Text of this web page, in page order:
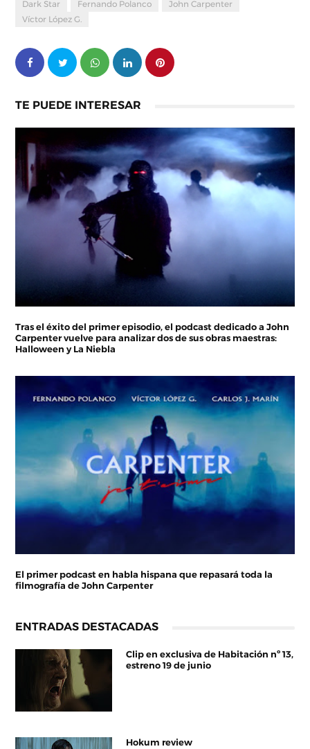
Dark Star
Fernando Polanco
John Carpenter
Víctor López G.
TE PUEDE INTERESAR
Tras el éxito del primer episodio, el podcast dedicado a John
Carpenter vuelve para analizar dos de sus obras maestras:
Halloween y La Niebla
El primer podcast en habla hispana que repasará toda la
filmografía de John Carpenter
ENTRADAS DESTACADAS
Clip en exclusiva de Habitación nº 13,
estreno 19 de junio
Hokum review